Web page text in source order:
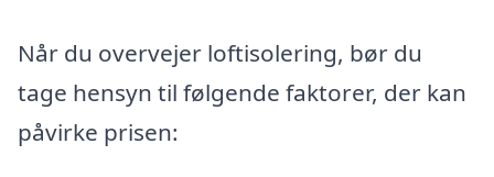
Når du overvejer loftisolering, bør du
tage hensyn til følgende faktorer, der kan
påvirke prisen: